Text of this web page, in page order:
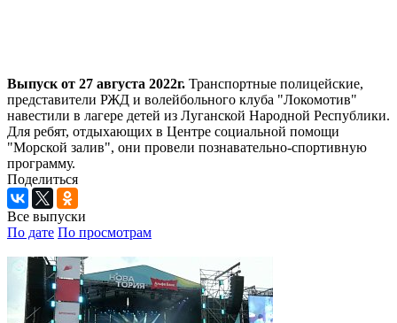
Выпуск от 27 августа 2022г. Транспортные полицейские,
представители РЖД и волейбольного клуба "Локомотив"
навестили в лагере детей из Луганской Народной Республики.
Для ребят, отдыхающих в Центре социальной помощи
"Морской залив", они провели познавательно-спортивную
программу.
Поделиться
Все выпуски
По дате По просмотрам